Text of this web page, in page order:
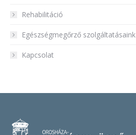
Rehabilitáció
Egészségmegőrző szolgáltatásaink
Kapcsolat